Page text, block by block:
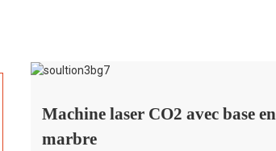
Machine laser CO2 avec base en
marbre